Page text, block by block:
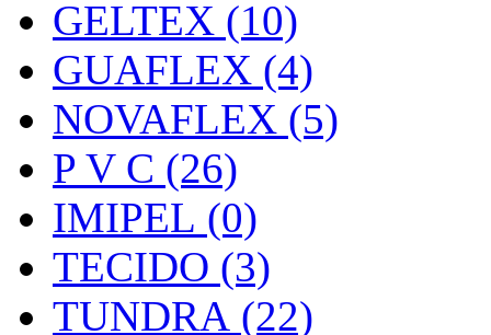
GELTEX (10)
GUAFLEX (4)
NOVAFLEX (5)
P V C (26)
IMIPEL (0)
TECIDO (3)
TUNDRA (22)